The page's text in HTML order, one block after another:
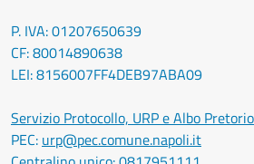
P. IVA: 01207650639
CF: 80014890638
LEI: 8156007FF4DEB97ABA09
Servizio Protocollo, URP e Albo Pretorio
PEC: urp@pec.comune.napoli.it